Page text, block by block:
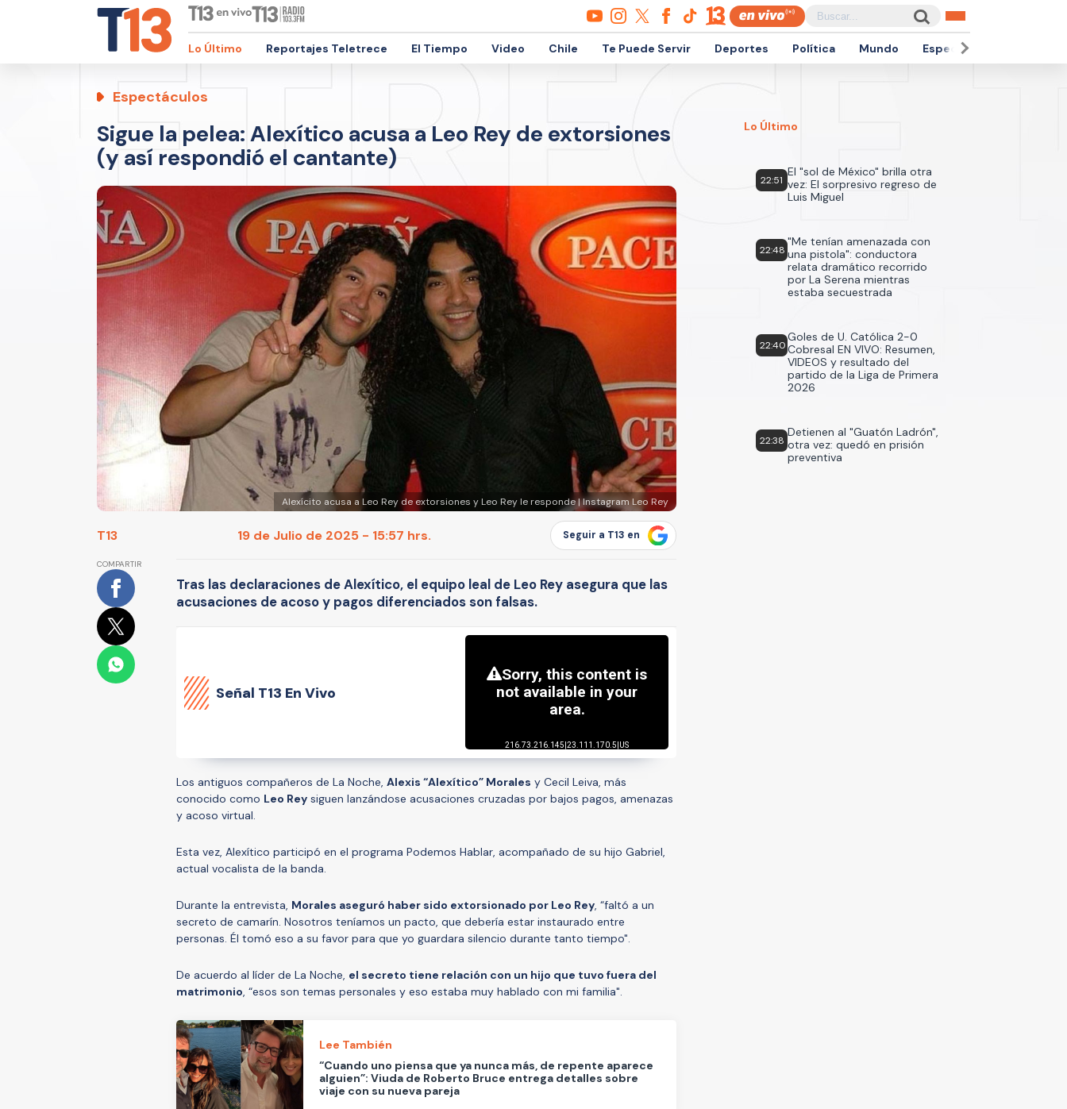
Lo Último Reportajes Teletrece El Tiempo Video Chile Te Puede Servir Deportes Política Mundo Espectáculos
Espectáculos
Sigue la pelea: Alexítico acusa a Leo Rey de extorsiones
(y así respondió el cantante)
Alexícito acusa a Leo Rey de extorsiones y Leo Rey le responde | Instagram Leo Rey
T13 19 de Julio de 2025 - 15:57 hrs. Seguir a T13 en
COMPARTIR
Tras las declaraciones de Alexítico, el equipo leal de Leo Rey asegura que las
acusaciones de acoso y pagos diferenciados son falsas.
Señal T13 En Vivo
Los antiguos compañeros de La Noche, Alexis “Alexítico” Morales y Cecil Leiva, más
conocido como Leo Rey siguen lanzándose acusaciones cruzadas por bajos pagos, amenazas
y acoso virtual.
Esta vez, Alexítico participó en el programa Podemos Hablar, acompañado de su hijo Gabriel,
actual vocalista de la banda.
Durante la entrevista, Morales aseguró haber sido extorsionado por Leo Rey, “faltó a un
secreto de camarín. Nosotros teníamos un pacto, que debería estar instaurado entre
personas. Él tomó eso a su favor para que yo guardara silencio durante tanto tiempo".
De acuerdo al líder de La Noche, el secreto tiene relación con un hijo que tuvo fuera del
matrimonio, “esos son temas personales y eso estaba muy hablado con mi familia".
Lee También
“Cuando uno piensa que ya nunca más, de repente aparece
alguien”: Viuda de Roberto Bruce entrega detalles sobre
viaje con su nueva pareja
Lo Último
22:51
El "sol de México" brilla otra
vez: El sorpresivo regreso de
Luis Miguel
22:48
"Me tenían amenazada con
una pistola": conductora
relata dramático recorrido
por La Serena mientras
estaba secuestrada
22:40
Goles de U. Católica 2-0
Cobresal EN VIVO: Resumen,
VIDEOS y resultado del
partido de la Liga de Primera
2026
22:38
Detienen al "Guatón Ladrón",
otra vez: quedó en prisión
preventiva